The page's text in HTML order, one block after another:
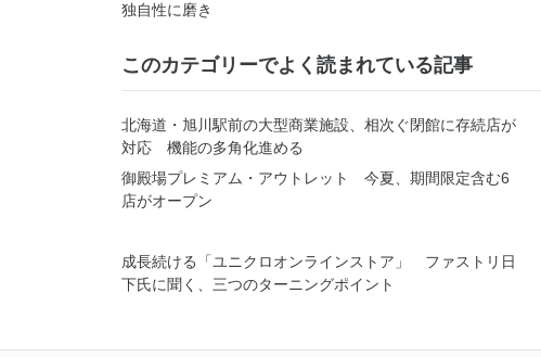
独自性に磨き
このカテゴリーでよく読まれている記事
北海道・旭川駅前の大型商業施設、相次ぐ閉館に存続店が
対応 機能の多角化進める
御殿場プレミアム・アウトレット 今夏、期間限定含む6
店がオープン
成長続ける「ユニクロオンラインストア」 ファストリ日
下氏に聞く、三つのターニングポイント